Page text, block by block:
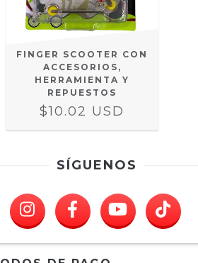
FINGER SCOOTER CON
ACCESORIOS,
HERRAMIENTA Y
REPUESTOS
$10.02 USD
SÍGUENOS